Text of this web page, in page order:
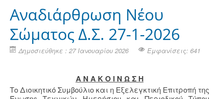
Αναδιάρθρωση Νέου
Σώματος Δ.Σ. 27-1-2026
Δημοσιεύθηκε : 27 Ιανουαρίου 2026 Εμφανίσεις: 641
Α Ν Α Κ Ο Ι Ν Ω Σ Η
Το Διοικητικό Συμβούλιο και η Εξελεγκτική Επιτροπή της